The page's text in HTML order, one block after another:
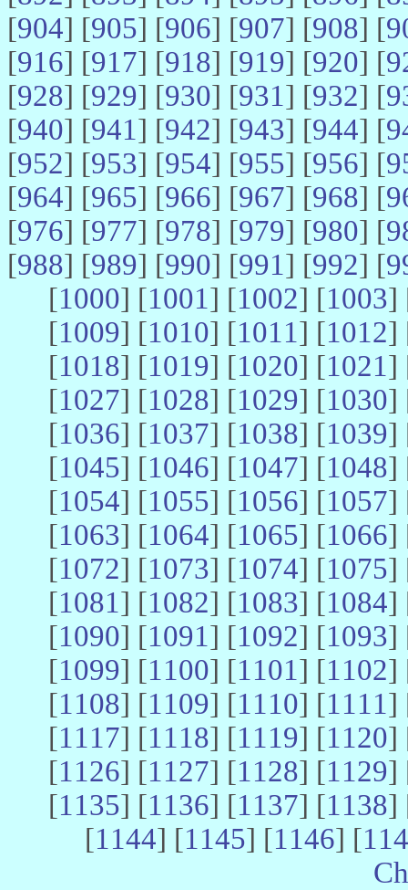
[904] [905] [906] [907] [908] [
[916] [917] [918] [919] [920] [
[928] [929] [930] [931] [932] [
[940] [941] [942] [943] [944] [
[952] [953] [954] [955] [956] [
[964] [965] [966] [967] [968] [
[976] [977] [978] [979] [980] [
[988] [989] [990] [991] [992] [
[1000] [1001] [1002] [1003]
[1009] [1010] [1011] [1012]
[1018] [1019] [1020] [1021]
[1027] [1028] [1029] [1030]
[1036] [1037] [1038] [1039]
[1045] [1046] [1047] [1048]
[1054] [1055] [1056] [1057]
[1063] [1064] [1065] [1066]
[1072] [1073] [1074] [1075]
[1081] [1082] [1083] [1084]
[1090] [1091] [1092] [1093]
[1099] [1100] [1101] [1102]
[1108] [1109] [1110] [1111]
[1117] [1118] [1119] [1120]
[1126] [1127] [1128] [1129]
[1135] [1136] [1137] [1138]
[1144] [1145] [1146] [